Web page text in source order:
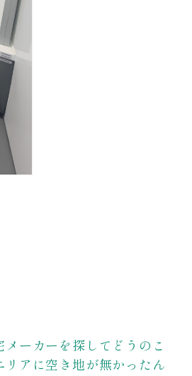
ーカーを探してどうのこ
アに空き地が無かったん